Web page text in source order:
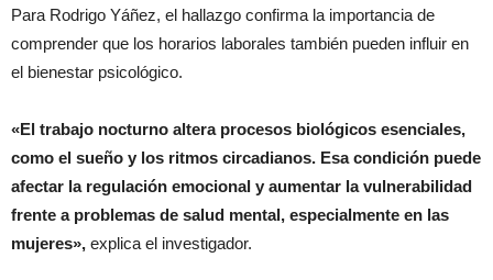
Para Rodrigo Yáñez, el hallazgo confirma la importancia de
comprender que los horarios laborales también pueden influir en
el bienestar psicológico.
«El trabajo nocturno altera procesos biológicos esenciales,
como el sueño y los ritmos circadianos. Esa condición puede
afectar la regulación emocional y aumentar la vulnerabilidad
frente a problemas de salud mental, especialmente en las
mujeres», explica el investigador.